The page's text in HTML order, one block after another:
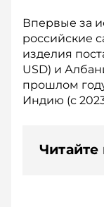
Впервые за
российские
изделия
USD) и
прошлом
Индию (с
Читайте